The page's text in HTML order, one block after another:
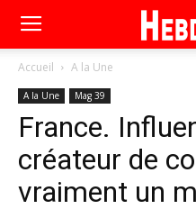
Accueil A la Une
A la Une Mag 39
France.
créateur de
vraiment un